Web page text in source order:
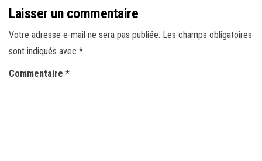
Laisser un commentaire
Votre adresse e-mail ne sera pas publiée. Les champs obligatoires
sont indiqués avec *
Commentaire *